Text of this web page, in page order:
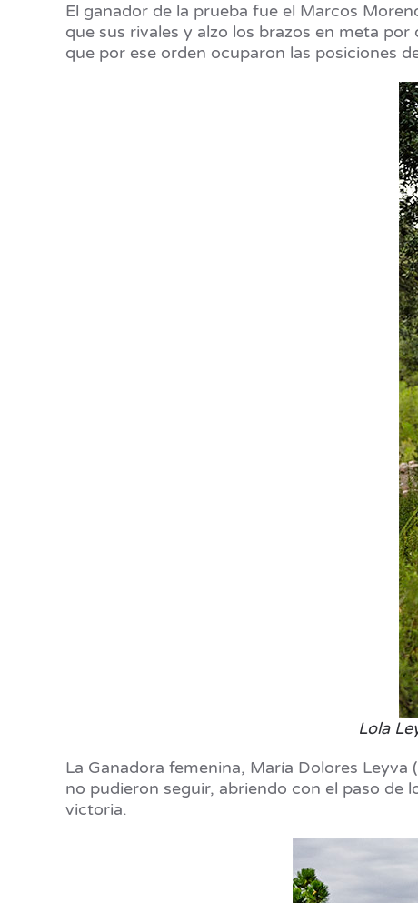
El ganador de la prueba fue el Marcos
que sus rivales y alzo los brazos en meta por
que por ese orden ocuparon las posiciones
Lola
La Ganadora femenina, María Dolores
no pudieron seguir, abriendo con el paso de
victoria.